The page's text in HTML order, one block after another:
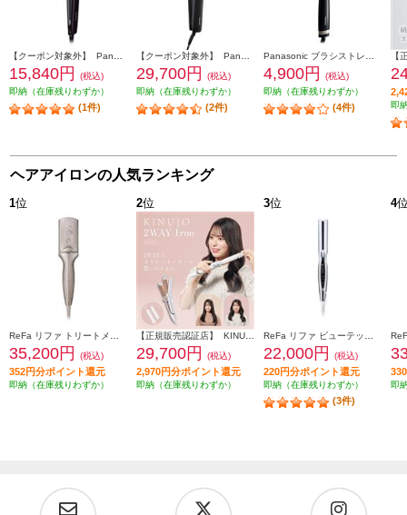
15,840円
(税込)
即納（在庫残りわずか）
(1件)
29,700円
(税込)
即納（在庫残りわずか）
(2件)
4,900円
(税込)
即納（在庫残りわずか）
(4件) 即
ヘアアイロンの人気ランキング
1位
35,200円 (税込)
352円分ポイント還元
即納（在庫残りわずか）
2位
29,700円 (税込)
2,970円分ポイント還元
即納（在庫残りわずか）
3位
22,000円 (税込)
220円分ポイント還元
即納（在庫残りわずか）
(3件)
4
即